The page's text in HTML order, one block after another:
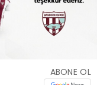
ABONE OL